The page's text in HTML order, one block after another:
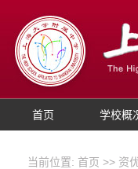
首页 学校概
当前位置: 首页 >> 资